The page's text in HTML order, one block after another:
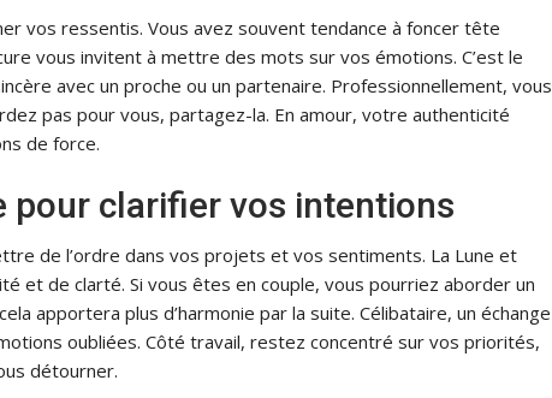
vos ressentis. Vous avez souvent tendance à foncer tête
vous invitent à mettre des mots sur vos émotions. C’est le
avec un proche ou un partenaire. Professionnellement, vous
pas pour vous, partagez-la. En amour, votre authenticité
de force.
pour clarifier vos intentions
de l’ordre dans vos projets et vos sentiments. La Lune et
et de clarté. Si vous êtes en couple, vous pourriez aborder un
apportera plus d’harmonie par la suite. Célibataire, un échange
oubliées. Côté travail, restez concentré sur vos priorités,
détourner.